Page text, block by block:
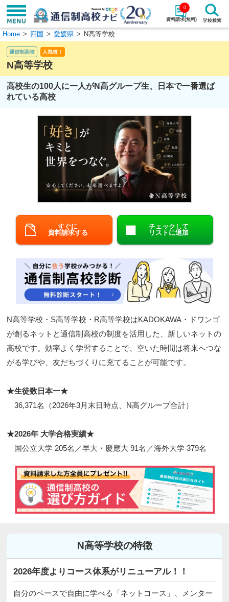
資料請求(無料)
0
学校名で探す
エリアから探す 特徴から探す
北海道・東北
北陸・甲信越
中国
閉じる
Home 四国 愛媛県 N高等学校
通信制高校 人気校！
N高等学校
高校生の100人に一人がN高グループ生、日本で一番選ば
れている高校
すぐに
資料請求する
チェックして
リストに追加
N高等学校・S高等学校・R高等学校はKADOKAWA・ドワンゴ
が創るネットと通信制高校の制度を活用した、新しいネットの
高校です。効率よく学習することで、空いた時間は将来へつな
がる学びや、友だちづくりに充てることが可能です。
★生徒数日本一★
36,371名（2026年3月末日時点、N高グループ合計）
★2026年 大学合格実績★
国公立大学 205名／早大・慶應大 91名／海外大学 379名
N高等学校の特徴
2026年度よりコース体系がリニューアル！！
自分のペースで自由に学べる「ネットコース」、メンター